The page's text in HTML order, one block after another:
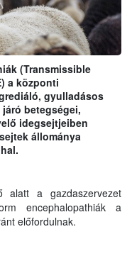
(Transmissible
a központi
gyulladásos
betegségei,
idegsejtjeiben
állománya
alatt a gazdaszervezet
encephalopathiák a
előfordulnak.